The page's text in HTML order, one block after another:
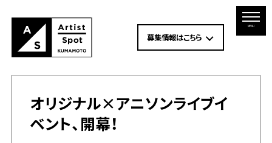
募集情報はこちら
MENU
オリジナル×アニソンライブイ
ベント、開幕！